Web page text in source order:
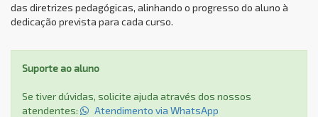
das diretrizes pedagógicas, alinhando o progresso do aluno à
dedicação prevista para cada curso.
Suporte ao aluno
Se tiver dúvidas, solicite ajuda através dos nossos
atendentes:
Atendimento via WhatsApp